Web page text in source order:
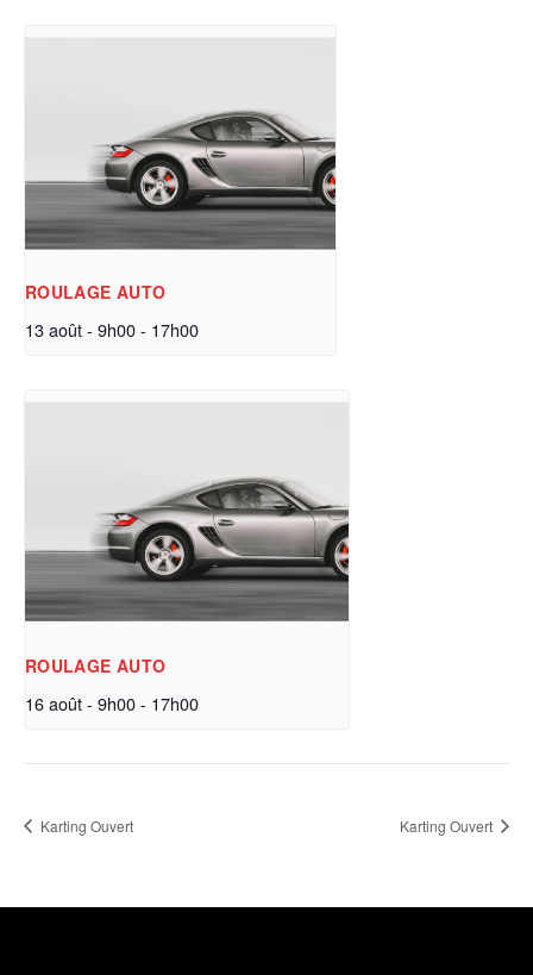
ROULAGE AUTO
13 août - 9h00- 17h00
ROULAGE AUTO
16 août - 9h00- 17h00
Karting Ouvert Karting Ouvert